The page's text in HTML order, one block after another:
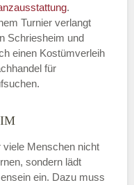
.
Turnier verlangt
Schriesheim und
einen Kostümverleih
für
viele Menschen nicht
sondern lädt
ein. Dazu muss